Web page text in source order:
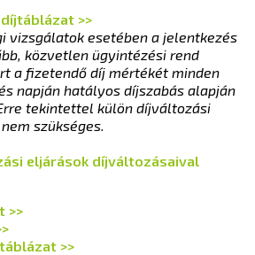
>>
vizsgálatok esetében a jelentkezés
közvetlen ügyintézési rend
a fizetendő díj mértékét minden
napján hatályos díjszabás alapján
tekintettel külön díjváltozási
szükséges.
eljárások díjváltozásaival
>>
>>